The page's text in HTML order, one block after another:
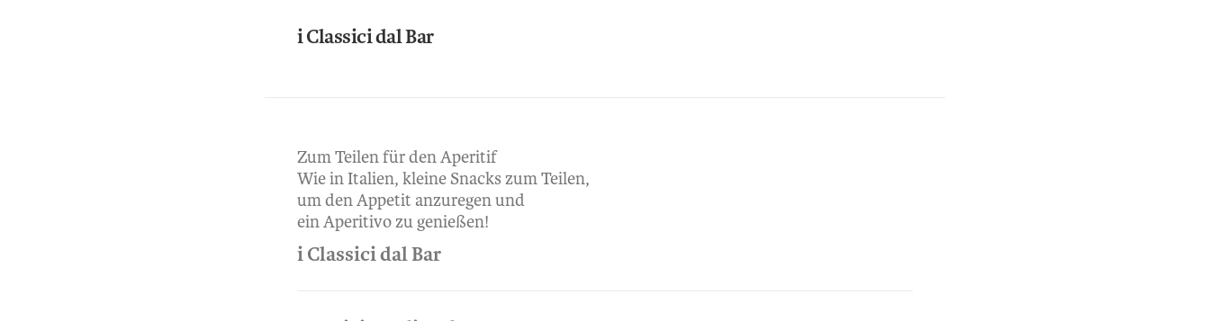
i Classici dal Bar
Zum Teilen für den Aperitif
Wie in Italien, kleine Snacks zum Teilen,
um den Appetit anzuregen und
ein Aperitivo zu genießen!
i Classici dal Bar